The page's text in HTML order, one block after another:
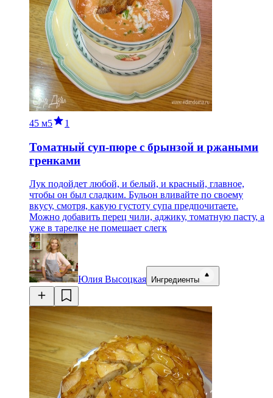
45 м5 1
Томатный суп-пюре с брынзой и ржаными
гренками
Лук подойдет любой, и белый, и красный, главное,
чтобы он был сладким. Бульон вливайте по своему
вкусу, смотря, какую густоту супа предпочитаете.
Можно добавить перец чили, аджику, томатную пасту, а
уже в тарелке не помешает слегк
Юлия Высоцкая Ингредиенты